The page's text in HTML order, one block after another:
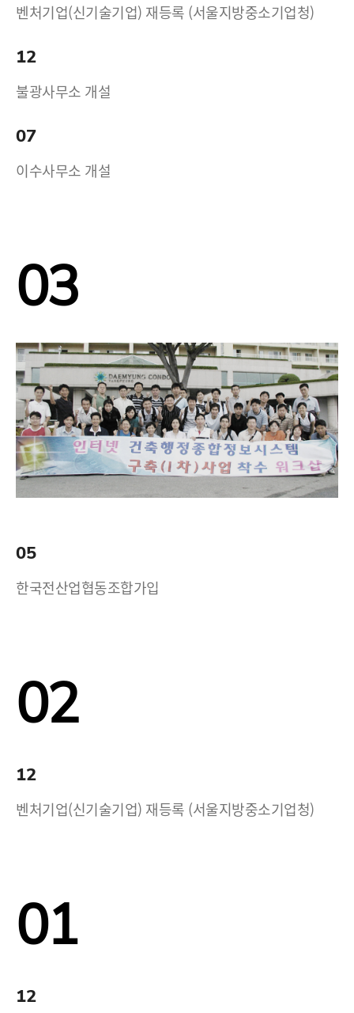
벤처기업(신기술기업) 재등록 (서울지방중소기업청)
12
불광사무소 개설
07
이수사무소 개설
03
05
한국전산업협동조합가입
02
12
벤처기업(신기술기업) 재등록 (서울지방중소기업청)
01
12